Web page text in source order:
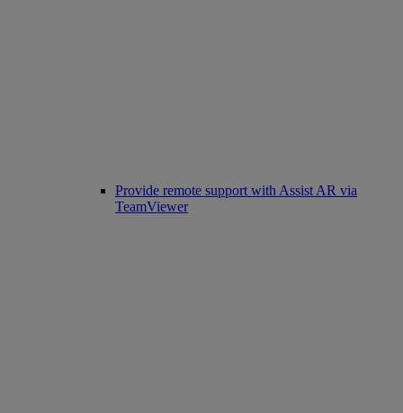
Provide remote support with Assist AR via
TeamViewer